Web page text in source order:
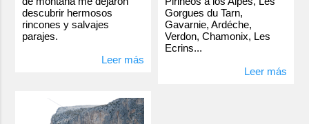
descubrir hermosos
rincones y salvajes
parajes.
Leer más
Gorgues du Tarn,
Gavarnie, Ardéche,
Verdon, Chamonix, Les
Ecrins...
Leer más